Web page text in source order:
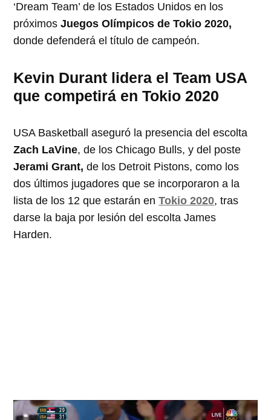
‘Dream Team’ de los Estados Unidos en los
próximos Juegos Olímpicos de Tokio 2020,
donde defenderá el título de campeón.
Kevin Durant lidera el Team USA
que competirá en Tokio 2020
USA Basketball aseguró la presencia del escolta
Zach LaVine, de los Chicago Bulls, y del poste
Jerami Grant,de los Detroit Pistons, como los
dos últimos jugadores que se incorporaron a la
lista de los 12 que estarán enTokio 2020, tras
darse la baja por lesión del escolta James
Harden.